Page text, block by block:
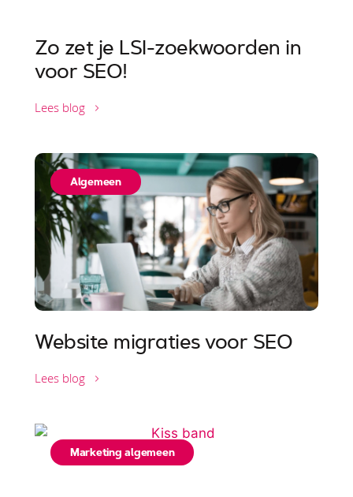
Zo zet je LSI-zoekwoorden in
voor SEO!
Lees blog
Website migraties voor SEO
Algemeen
Lees blog
Marketing algemeen